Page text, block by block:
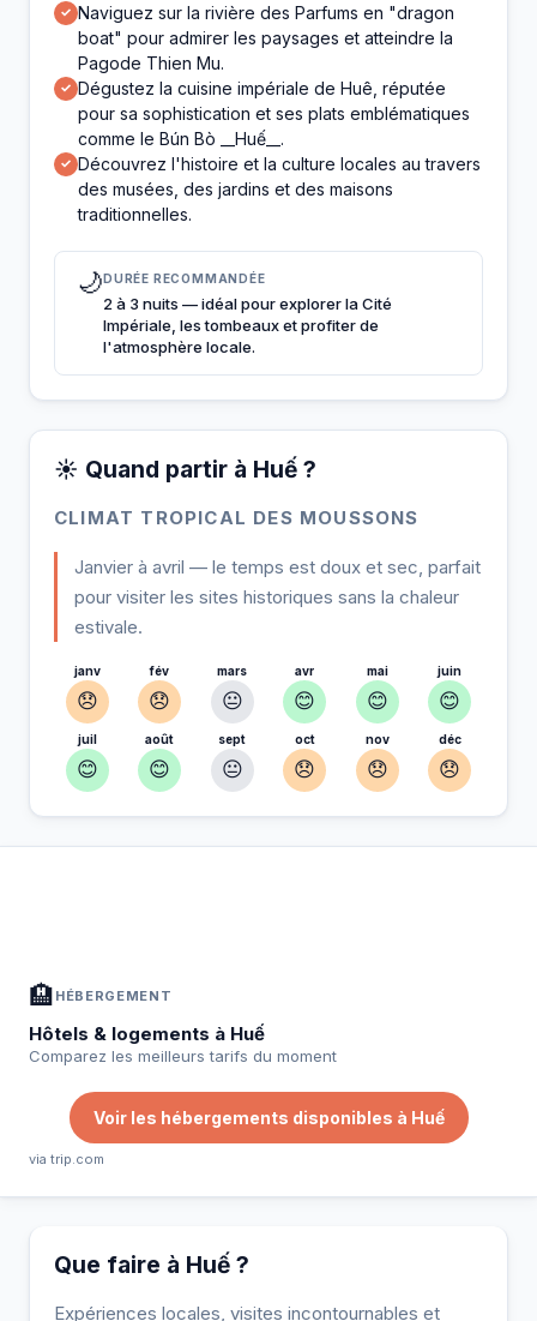
✓ Naviguez sur la rivière des Parfums en "dragon
boat" pour admirer les paysages et atteindre la
Pagode Thien Mu.
✓ Dégustez la cuisine impériale de Huê, réputée
pour sa sophistication et ses plats emblématiques
comme le Bún Bò __Huế__.
✓ Découvrez l'histoire et la culture locales au travers
des musées, des jardins et des maisons
traditionnelles.
🌙DURÉE RECOMMANDÉE
2 à 3 nuits — idéal pour explorer la Cité
Impériale, les tombeaux et profiter de
l'atmosphère locale.
☀️ Quand partir à Huế ?
CLIMAT TROPICAL DES MOUSSONS
Janvier à avril — le temps est doux et sec, parfait
pour visiter les sites historiques sans la chaleur
estivale.
janv
😞
fév
😞
mars
😐
avr
😊
mai
😊
juin
😊
juil
😊
août
😊
sept
😐
oct
😞
nov
😞
déc
😞
🏨 HÉBERGEMENT
Hôtels & logements à Huế
Comparez les meilleurs tarifs du moment
Voir les hébergements disponibles à Huế
via trip.com
Que faire à Huế ?
Expériences locales, visites incontournables et